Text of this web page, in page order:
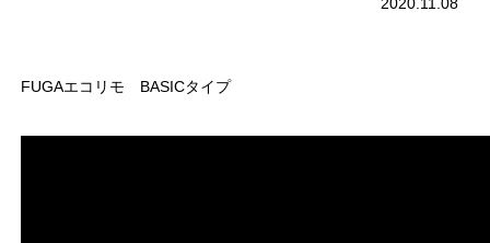
FUGAエコリモ BASICタイプ